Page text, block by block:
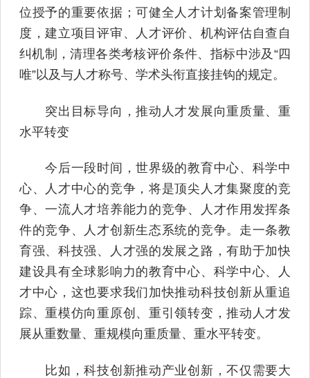
位授予的重要依据；可健全人才计划备案管理制
度，建立项目评审、人才评价、机构评估自查自
纠机制，清理各类考核评价条件、指标中涉及“四
唯”以及与人才称号、学术头衔直接挂钩的规定。
突出目标导向，推动人才发展向重质量、重
水平转变
今后一段时间，世界级的教育中心、科学中
心、人才中心的竞争，将是顶尖人才集聚度的竞
争、一流人才培养能力的竞争、人才作用发挥条
件的竞争、人才创新生态系统的竞争。走一条教
育强、科技强、人才强的发展之路，有助于加快
建设具有全球影响力的教育中心、科学中心、人
才中心，这也要求我们加快推动科技创新从重追
踪、重模仿向重原创、重引领转变，推动人才发
展从重数量、重规模向重质量、重水平转变。
比如，科技创新推动产业创新，不仅需要大